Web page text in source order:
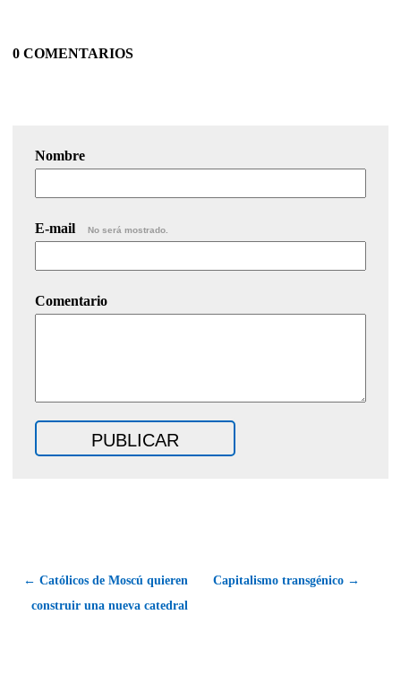
0 COMENTARIOS
Nombre
E-mail No será mostrado.
Comentario
← Católicos de Moscú quieren
construir una nueva catedral
Capitalismo transgénico →